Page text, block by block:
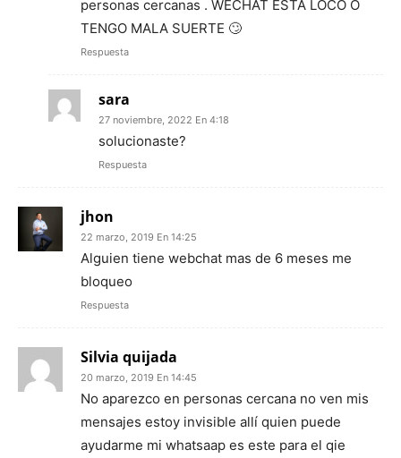
personas cercanas . WECHAT ESTÁ LOCO O
TENGO MALA SUERTE 🙄
Respuesta
sara
27 noviembre, 2022 En 4:18
solucionaste?
Respuesta
jhon
22 marzo, 2019 En 14:25
Alguien tiene webchat mas de 6 meses me
bloqueo
Respuesta
Silvia quijada
20 marzo, 2019 En 14:45
No aparezco en personas cercana no ven mis
mensajes estoy invisible allí quien puede
ayudarme mi whatsaap es este para el qie